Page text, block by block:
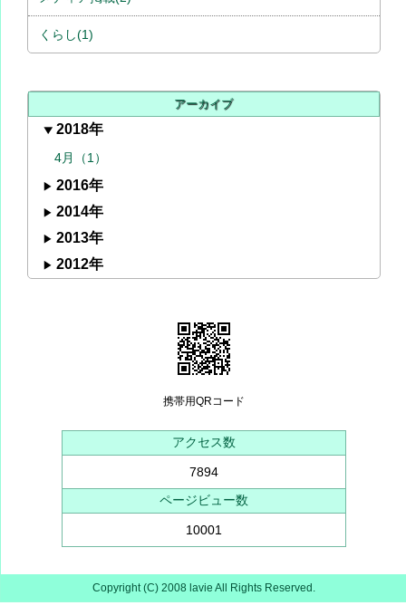
くらし(1)
アーカイブ
2018年
4月（1）
2016年
2014年
2013年
2012年
携帯用QRコード
アクセス数
7894
ページビュー数
10001
Copyright (C) 2008 lavie All Rights Reserved.